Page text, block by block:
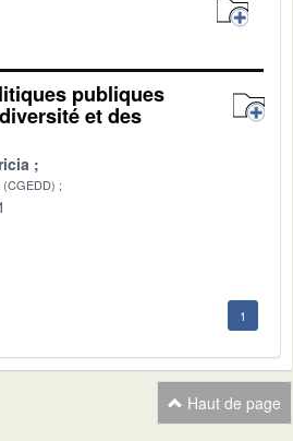
publiques
et des
(CGEDD)
1
Haut de page